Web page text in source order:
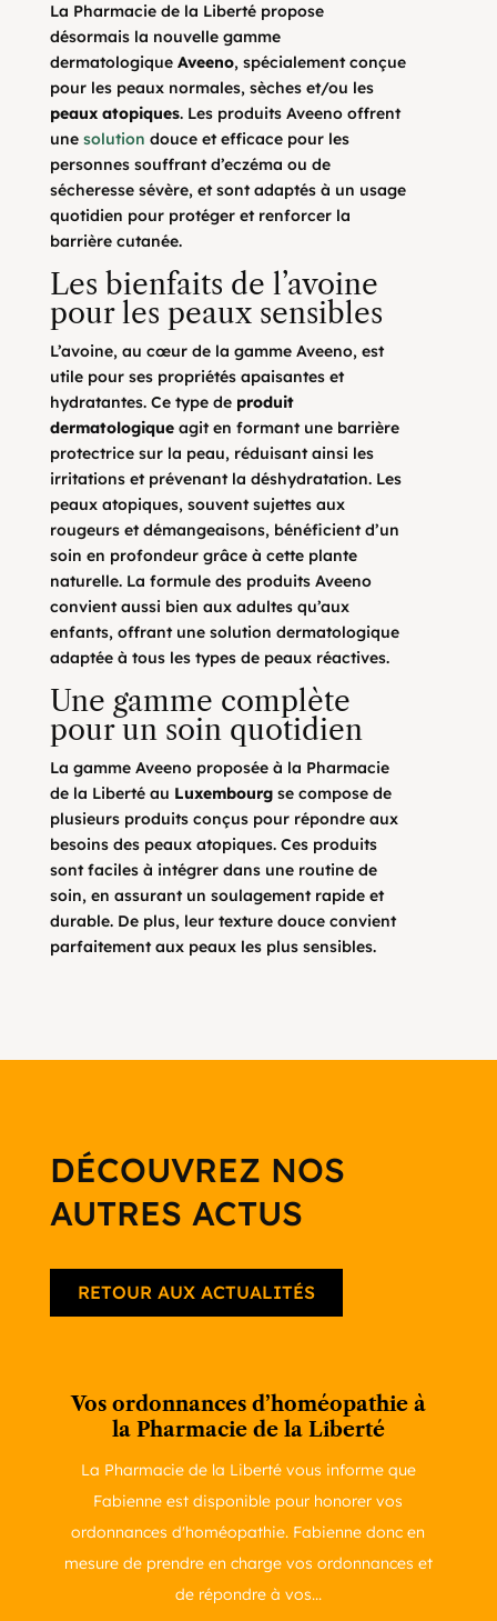
La Pharmacie de la Liberté propose
désormais la nouvelle gamme
dermatologique Aveeno, spécialement conçue
pour les peaux normales, sèches et/ou les
peaux atopiques. Les produits Aveeno offrent
une solution douce et efficace pour les
personnes souffrant d’eczéma ou de
sécheresse sévère, et sont adaptés à un usage
quotidien pour protéger et renforcer la
barrière cutanée.
Les bienfaits de l’avoine
pour les peaux sensibles
L’avoine, au cœur de la gamme Aveeno, est
utile pour ses propriétés apaisantes et
hydratantes. Ce type de produit
dermatologiqueagit en formant une barrière
protectrice sur la peau, réduisant ainsi les
irritations et prévenant la déshydratation. Les
peaux atopiques, souvent sujettes aux
rougeurs et démangeaisons, bénéficient d’un
soin en profondeur grâce à cette plante
naturelle. La formule des produits Aveeno
convient aussi bien aux adultes qu’aux
enfants, offrant une solution dermatologique
adaptée à tous les types de peaux réactives.
Une gamme complète
pour un soin quotidien
La gamme Aveeno proposée à la Pharmacie
de la Liberté au Luxembourgse compose de
plusieurs produits conçus pour répondre aux
besoins des peaux atopiques. Ces produits
sont faciles à intégrer dans une routine de
soin, en assurant un soulagement rapide et
durable. De plus, leur texture douce convient
parfaitement aux peaux les plus sensibles.
DÉCOUVREZ NOS
AUTRES ACTUS
RETOUR AUX ACTUALITÉS
Vos ordonnances d’homéopathie à
la Pharmacie de la Liberté
La Pharmacie de la Liberté vous informe que
Fabienne est disponible pour honorer vos
ordonnances d'homéopathie. Fabienne donc en
mesure de prendre en charge vos ordonnances et
de répondre à vos...